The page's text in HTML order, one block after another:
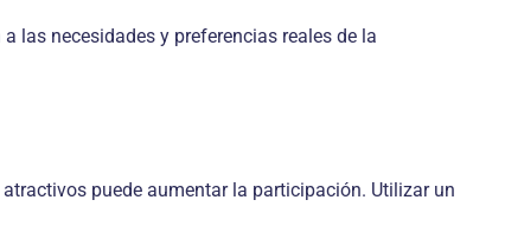
las necesidades y preferencias reales de la
puede aumentar la participación. Utilizar un